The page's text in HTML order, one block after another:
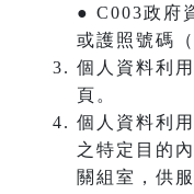
● C003政府
或護照號碼
個人資料利
頁。
個人資料利
之特定目的
關組室，供